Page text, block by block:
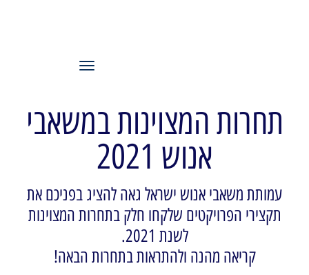
תפריט
תחרות המצוינות במשאבי
אנוש 2021
עמותת משאבי אנוש ישראל גאה להציג בפניכם את
תקצירי הפרויקטים שלקחו חלק בתחרות המצוינות
לשנת 2021.
קריאה מהנה ולהתראות בתחרות הבאה!